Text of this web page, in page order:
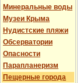
Минеральные воды
Музеи Крыма
Нудистские пляжи
Обсерватории
Опасности
Парапланеризм
Пещерные города